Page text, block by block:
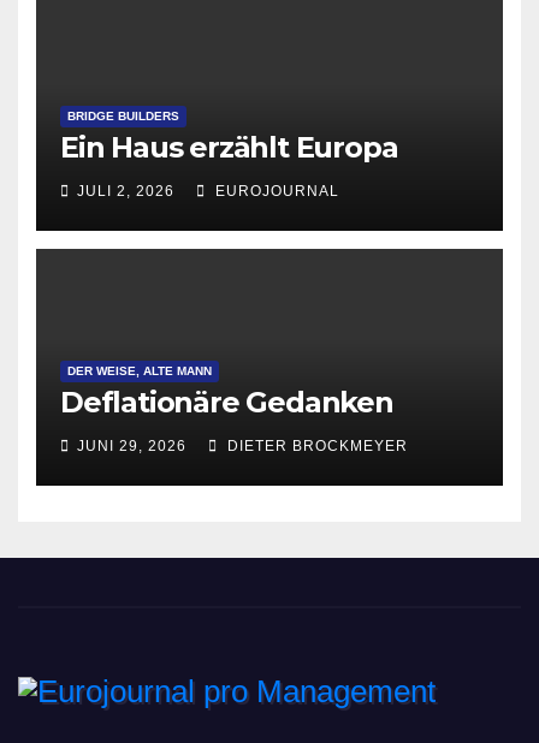
BRIDGE BUILDERS
Ein Haus erzählt Europa
JULI 2, 2026 EUROJOURNAL
DER WEISE, ALTE MANN
Deflationäre Gedanken
JUNI 29, 2026 DIETER BROCKMEYER